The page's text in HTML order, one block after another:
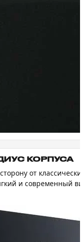
КОРПУСА
от
и современный